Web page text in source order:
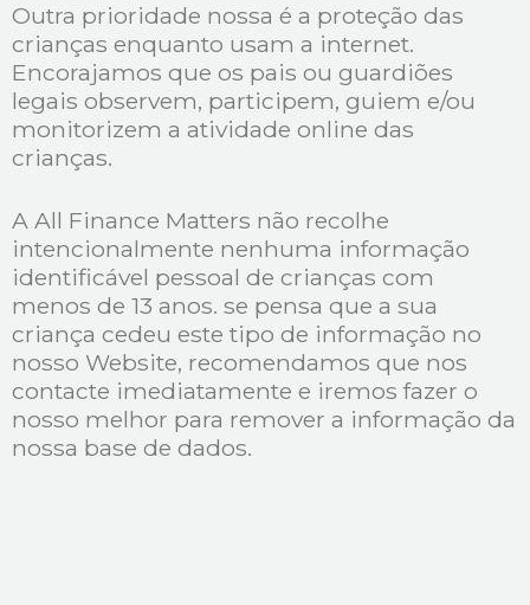
Outra prioridade nossa é a proteção das
crianças enquanto usam a internet.
Encorajamos que os pais ou guardiões
legais observem, participem, guiem e/ou
monitorizem a atividade online das
crianças.
A All Finance Matters não recolhe
intencionalmente nenhuma informação
identificável pessoal de crianças com
menos de 13 anos. se pensa que a sua
criança cedeu este tipo de informação no
nosso Website, recomendamos que nos
contacte imediatamente e iremos fazer o
nosso melhor para remover a informação da
nossa base de dados.